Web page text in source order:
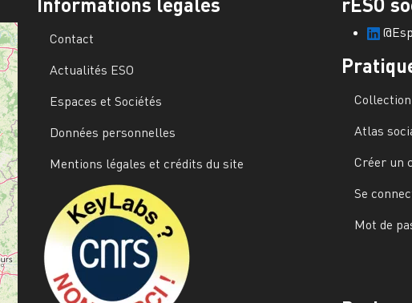
Contact
Actualités ESO
Espaces et Sociétés
Données personnelles
Mentions légales et crédits du site
Collection
Atlas
Créer un
Se
Mot de